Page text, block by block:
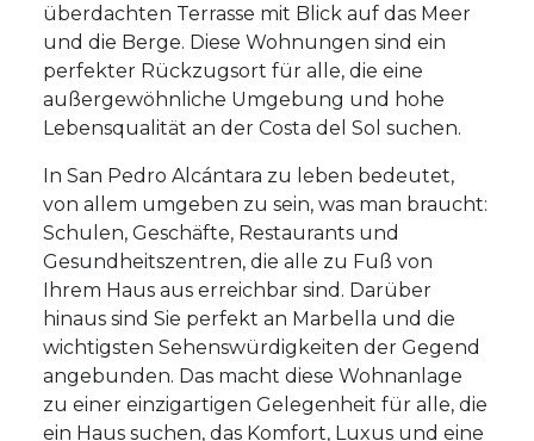
überdachten Terrasse mit Blick auf das Meer
und die Berge. Diese Wohnungen sind ein
perfekter Rückzugsort für alle, die eine
außergewöhnliche Umgebung und hohe
Lebensqualität an der Costa del Sol suchen.
In San Pedro Alcántara zu leben bedeutet,
von allem umgeben zu sein, was man braucht:
Schulen, Geschäfte, Restaurants und
Gesundheitszentren, die alle zu Fuß von
Ihrem Haus aus erreichbar sind. Darüber
hinaus sind Sie perfekt an Marbella und die
wichtigsten Sehenswürdigkeiten der Gegend
angebunden. Das macht diese Wohnanlage
zu einer einzigartigen Gelegenheit für alle, die
ein Haus suchen, das Komfort, Luxus und eine